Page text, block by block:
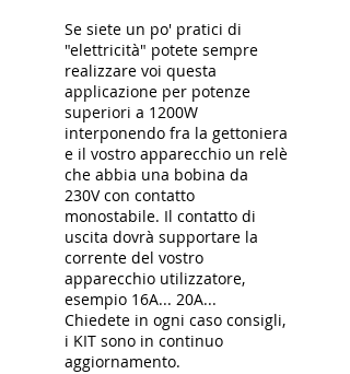
Se siete un po' pratici di
"elettricità" potete sempre
realizzare voi questa
applicazione per potenze
superiori a 1200W
interponendo fra la gettoniera
e il vostro apparecchio un relè
che abbia una bobina da
230V con contatto
monostabile. Il contatto di
uscita dovrà supportare la
corrente del vostro
apparecchio utilizzatore,
esempio 16A... 20A...
Chiedete in ogni caso consigli,
i KIT sono in continuo
aggiornamento.